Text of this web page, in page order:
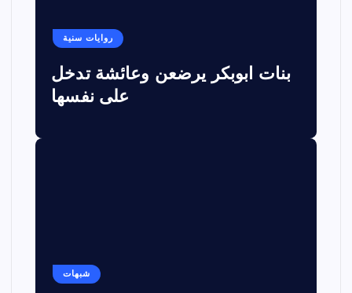
روايات سنية
بنات ابوبكر يرضعن وعائشة تدخل
على نفسها
شبهات